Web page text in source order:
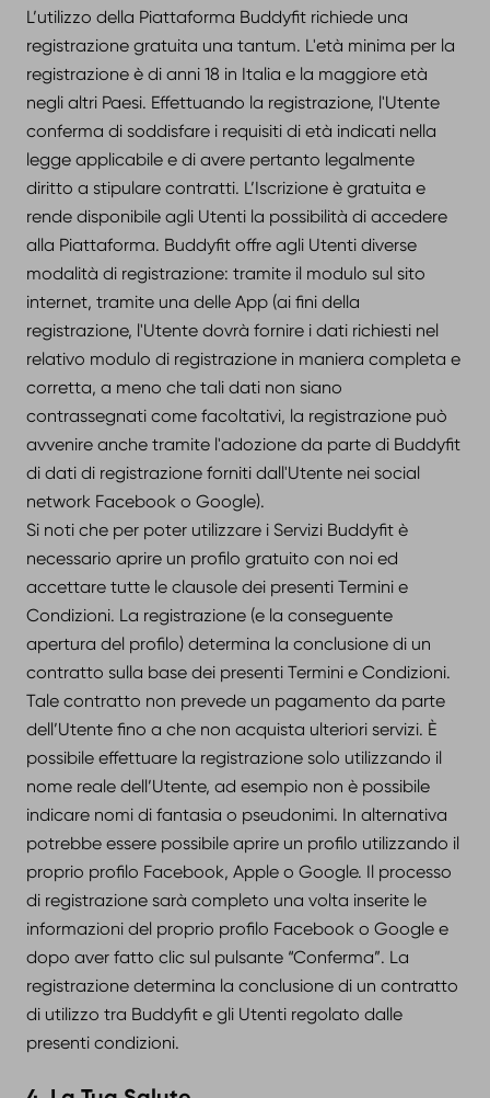
L’utilizzo della Piattaforma Buddyfit richiede una
registrazione gratuita una tantum. L'età minima per la
registrazione è di anni 18 in Italia e la maggiore età
negli altri Paesi. Effettuando la registrazione, l'Utente
conferma di soddisfare i requisiti di età indicati nella
legge applicabile e di avere pertanto legalmente
diritto a stipulare contratti. L’Iscrizione è gratuita e
rende disponibile agli Utenti la possibilità di accedere
alla Piattaforma. Buddyfit offre agli Utenti diverse
modalità di registrazione: tramite il modulo sul sito
internet, tramite una delle App (ai fini della
registrazione, l'Utente dovrà fornire i dati richiesti nel
relativo modulo di registrazione in maniera completa e
corretta, a meno che tali dati non siano
contrassegnati come facoltativi, la registrazione può
avvenire anche tramite l'adozione da parte di Buddyfit
di dati di registrazione forniti dall'Utente nei social
network Facebook o Google).
Si noti che per poter utilizzare i Servizi Buddyfit è
necessario aprire un profilo gratuito con noi ed
accettare tutte le clausole dei presenti Termini e
Condizioni. La registrazione (e la conseguente
apertura del profilo) determina la conclusione di un
contratto sulla base dei presenti Termini e Condizioni.
Tale contratto non prevede un pagamento da parte
dell’Utente fino a che non acquista ulteriori servizi. È
possibile effettuare la registrazione solo utilizzando il
nome reale dell’Utente, ad esempio non è possibile
indicare nomi di fantasia o pseudonimi. In alternativa
potrebbe essere possibile aprire un profilo utilizzando il
proprio profilo Facebook, Apple o Google. Il processo
di registrazione sarà completo una volta inserite le
informazioni del proprio profilo Facebook o Google e
dopo aver fatto clic sul pulsante “Conferma”. La
registrazione determina la conclusione di un contratto
di utilizzo tra Buddyfit e gli Utenti regolato dalle
presenti condizioni.